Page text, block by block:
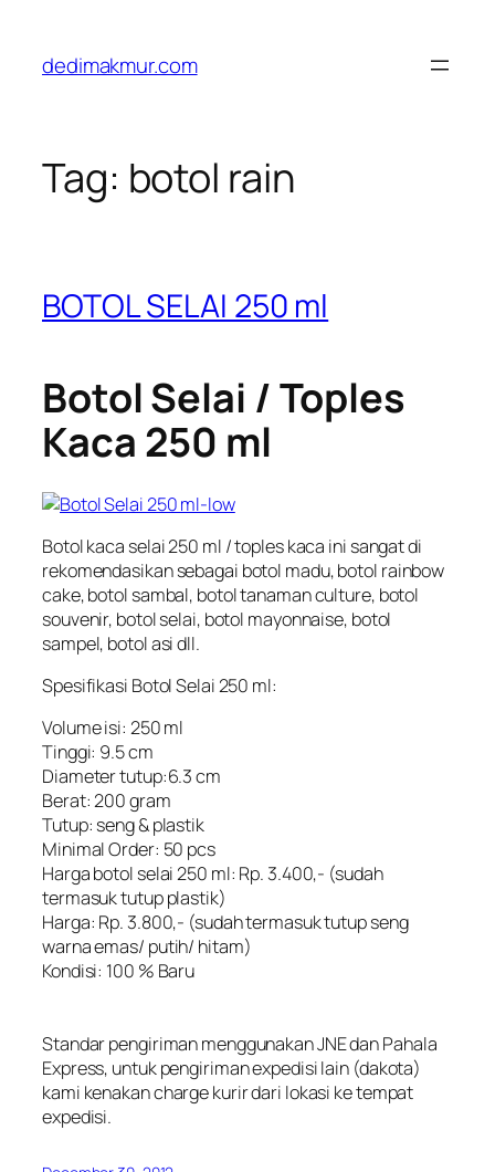
content
dedimakmur.com
Tag: botol rain
BOTOL SELAI 250 ml
Botol Selai / Toples
Kaca 250 ml
Botol kaca selai 250 ml / toples kaca ini sangat di
rekomendasikan sebagai botol madu, botol rainbow
cake, botol sambal, botol tanaman culture, botol
souvenir, botol selai, botol mayonnaise, botol
sampel, botol asi dll.
Spesifikasi Botol Selai 250 ml:
Volume isi: 250 ml
Tinggi: 9.5 cm
Diameter tutup:6.3 cm
Berat: 200 gram
Tutup: seng & plastik
Minimal Order: 50 pcs
Harga botol selai 250 ml: Rp. 3.400,- (sudah
termasuk tutup plastik)
Harga: Rp. 3.800,- (sudah termasuk tutup seng
warna emas/ putih/ hitam)
Kondisi: 100 % Baru
Standar pengiriman menggunakan JNE dan Pahala
Express, untuk pengiriman expedisi lain (dakota)
kami kenakan charge kurir dari lokasi ke tempat
expedisi.